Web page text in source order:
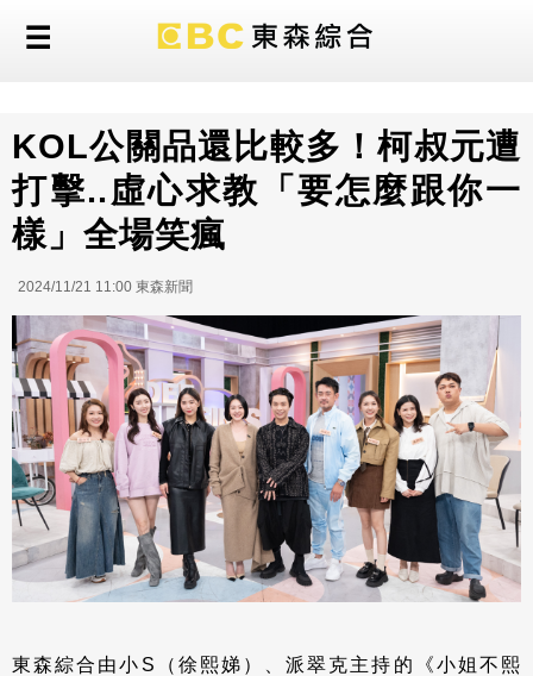
KOL公關品還比較多！柯叔元遭
打擊..虛心求教「要怎麼跟你一
樣」全場笑瘋
2024/11/21 11:00 東森新聞
東森綜合由小S（徐熙娣）、派翠克主持的《小姐不熙